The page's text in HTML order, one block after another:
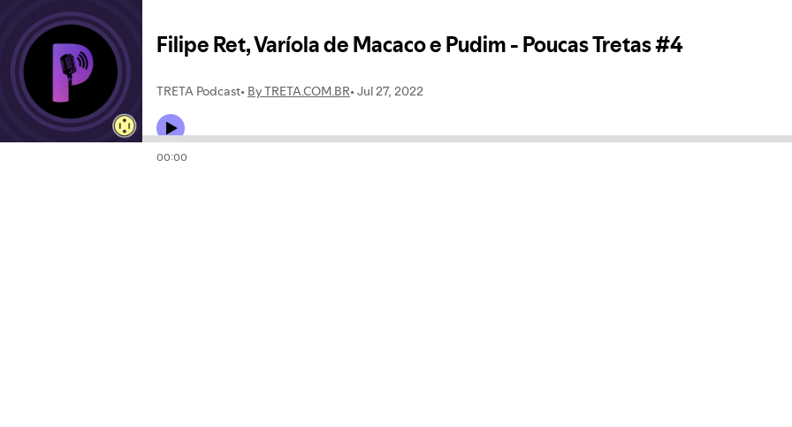
Filipe Ret, Varíola de Macaco e Pudim - Poucas Tretas #4
TRETA Podcast By TRETA.COM.BR Jul 27, 2022
00:00